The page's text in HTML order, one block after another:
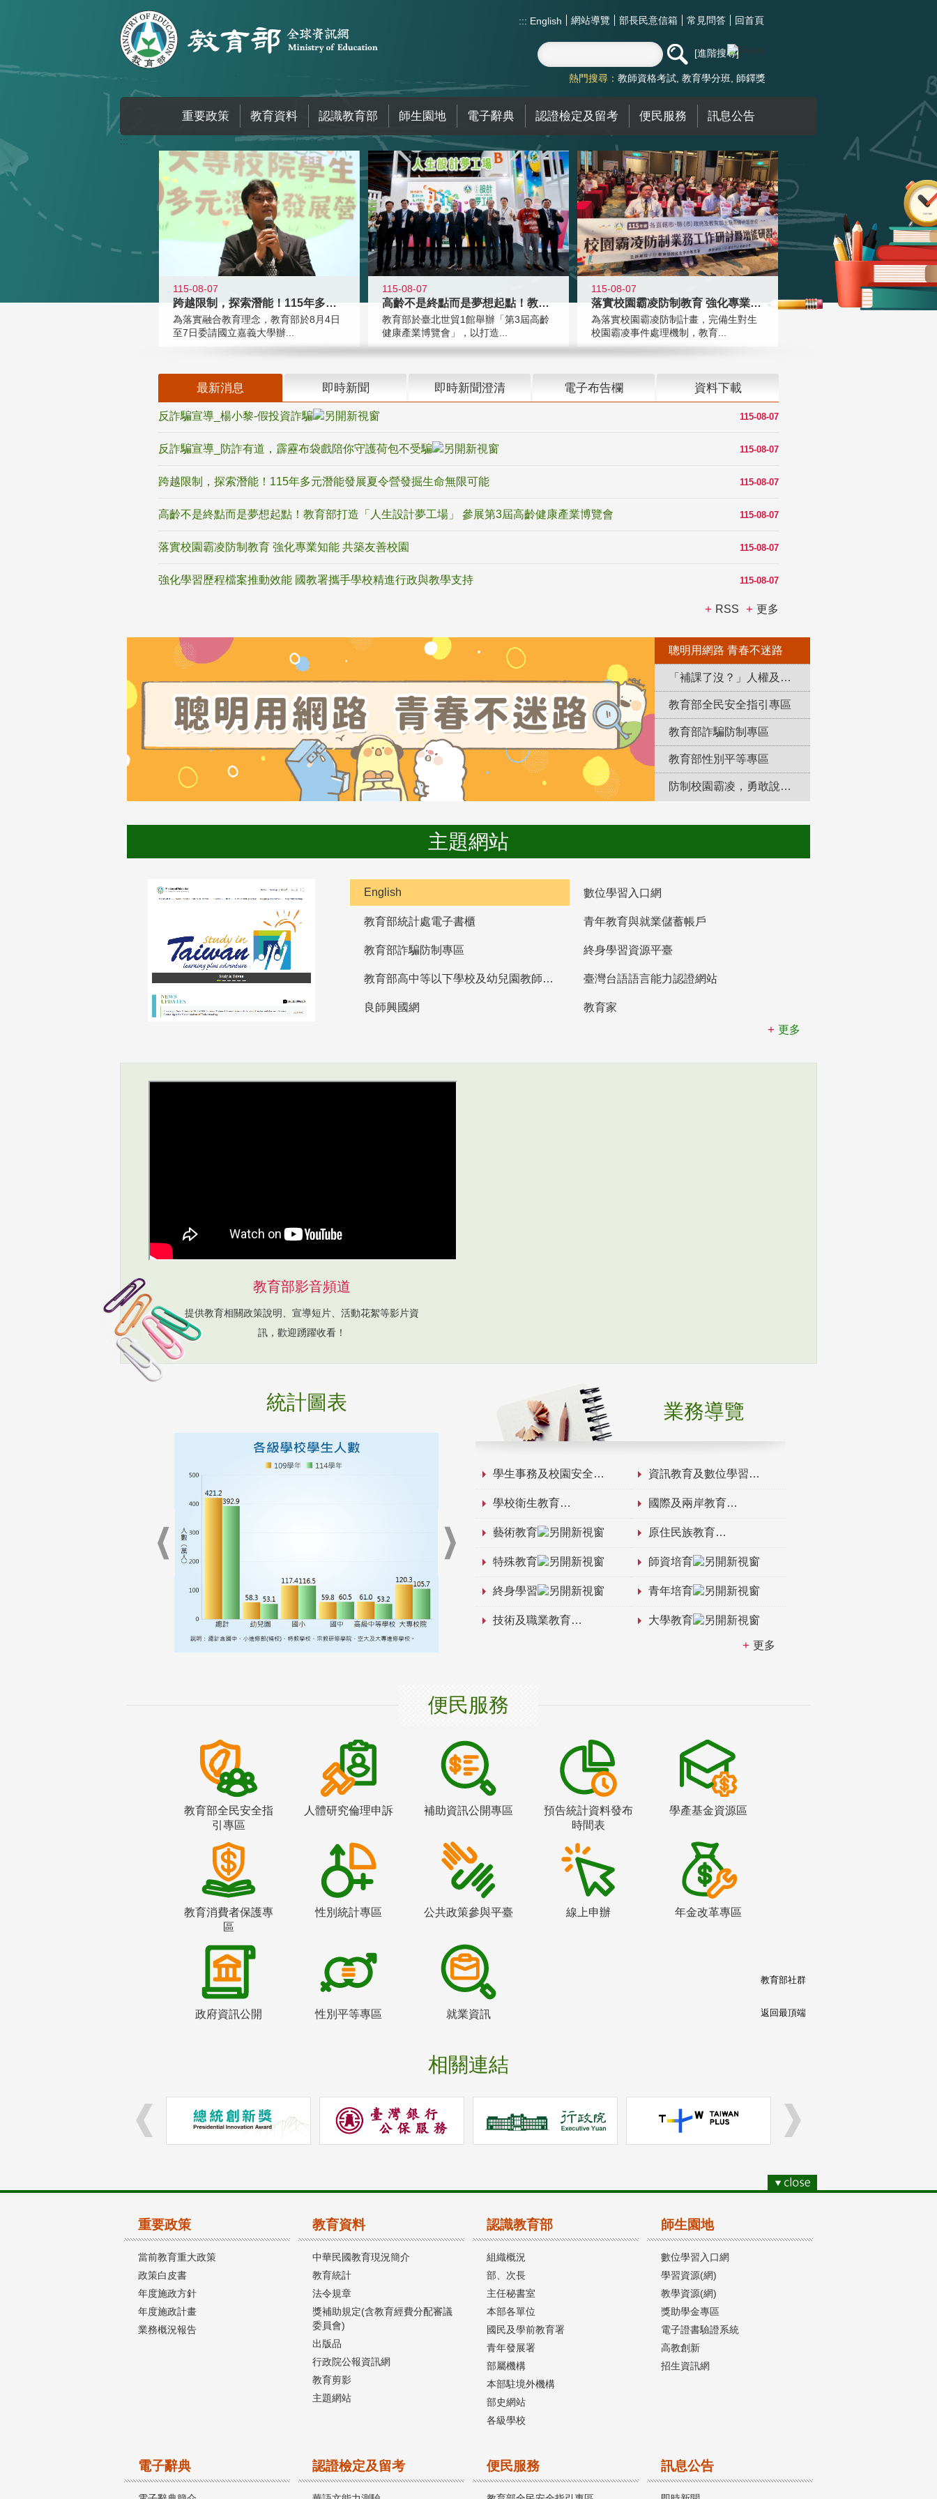
::: English 網站導覽 部長民意信箱 常見問答 回首頁
進階搜尋
熱門搜尋： 教師資格考試 教育學分班 師鐸獎
重要政策 教育資料 認識教育部 師生園地 電子辭典 認證檢定及留考 便民服務 訊息公告
:::
115-08-07
跨越限制，探索潛能！115年多元潛
為落實融合教育理念，教育部於8月4日
至7日委請國立嘉義大學辦...
115-08-07
高齡不是終點而是夢想起點！教育部打
教育部於臺北世貿1館舉辦「第3屆高齡
健康產業博覽會」，以打造...
115-08-07
落實校園霸凌防制教育 強化專業知能
為落實校園霸凌防制計畫，完備生對生
校園霸凌事件處理機制，教育...
最新消息 即時新聞 即時新聞澄清 電子布告欄 資料下載
115-08-07
反詐騙宣導_楊小黎-假投資詐騙
115-08-07
反詐騙宣導_防詐有道，霹靂布袋戲陪你守護荷包不受騙
115-08-07
跨越限制，探索潛能！115年多元潛能發展夏令營發掘生命無限可能
115-08-07
高齡不是終點而是夢想起點！教育部打造「人生設計夢工場」 參展第3屆高齡健康產業博覽會
115-08-07
落實校園霸凌防制教育 強化專業知能 共築友善校園
115-08-07
強化學習歷程檔案推動效能 國教署攜手學校精進行政與教學支持
RSS 更多
聰明用網路 青春不迷路
「補課了沒？」人權及轉型正義教育專區
教育部全民安全指引專區
教育部詐騙防制專區
教育部性別平等專區
防制校園霸凌，勇敢說出來！
主題網站
English 數位學習入口網
教育部統計處電子書櫃 青年教育與就業儲蓄帳戶
教育部詐騙防制專區 終身學習資源平臺
教育部高中等以下學校及幼兒園教師資格檢定考試 臺灣台語語言能力認證網站
良師興國網
教育家
更多
教育部影音頻道
提供教育相關政策說明、宣導短片、活動花絮等影片資
訊，歡迎踴躍收看！
統計圖表 業務導覽
學生事務及校園安全 資訊教育及數位學習
學校衛生教育 國際及兩岸教育
藝術教育 原住民族教育
特殊教育 師資培育
終身學習 青年培育
技術及職業教育 大學教育
更多
便民服務
教育部全民安全指
引專區
人體研究倫理申訴 補助資訊公開專區
預告統計資料發布
時間表
學產基金資源區
教育消費者保護專
區
性別統計專區 公共政策參與平臺 線上申辦 年金改革專區
政府資訊公開 性別平等專區 就業資訊
相關連結
教育部社群
返回最頂端
重要政策
當前教育重大政策
政策白皮書
年度施政方針
年度施政計畫
業務概況報告
教育資料
中華民國教育現況簡介
教育統計
法令規章
獎補助規定(含教育經費分配審議
委員會)
出版品
行政院公報資訊網
教育剪影
主題網站
認識教育部
組織概況
部、次長
主任秘書室
本部各單位
國民及學前教育署
青年發展署
部屬機構
本部駐境外機構
部史網站
各級學校
師生園地
數位學習入口網
學習資源(網)
教學資源(網)
獎助學金專區
電子證書驗證系統
高教創新
招生資訊網
電子辭典 認證檢定及留考 便民服務 訊息公告